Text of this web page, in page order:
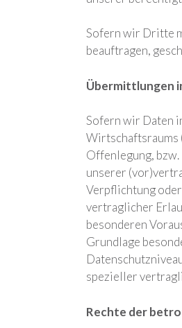
Sofern wir Dritte
beauftragen,
Übermittlungen
Sofern wir Daten
Wirtschaftsraums
Offenlegung,
unserer
Verpflichtung
vertraglicher
besonderen
Grundlage
spezieller
Rechte der